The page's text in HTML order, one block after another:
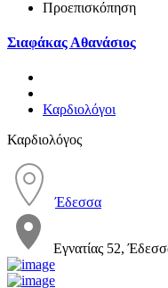
Προεπισκόπηση
Σιαφάκας Αθανάσιος
Καρδιολόγοι
Καρδιολόγος
Έδεσσα
Εγνατίας 52,